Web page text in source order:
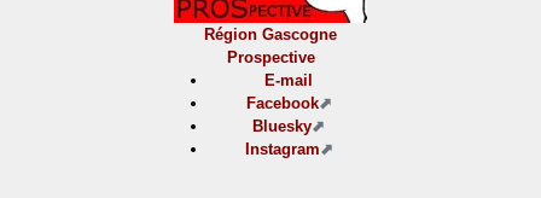
Région Gascogne
Prospective
E-mail
Facebook
Bluesky
Instagram